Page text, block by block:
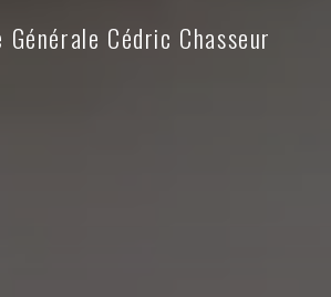
Générale Cédric Chasseur